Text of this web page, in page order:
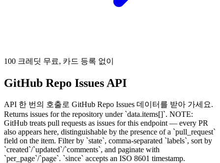
100 크레딧 무료, 카드 등록 없이
GitHub Repo Issues API
API 한 번의 호출로 GitHub Repo Issues 데이터를 받아 가세요.
Returns issues for the repository under `data.items[]`. NOTE:
GitHub treats pull requests as issues for this endpoint — every PR
also appears here, distinguishable by the presence of a `pull_request`
field on the item. Filter by `state`, comma-separated `labels`, sort by
`created`/`updated`/`comments`, and paginate with
`per_page`/`page`. `since` accepts an ISO 8601 timestamp.